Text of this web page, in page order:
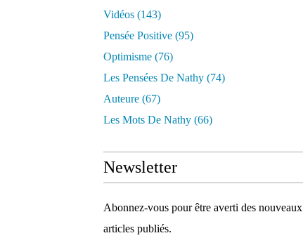
Vidéos (143)
Pensée Positive (95)
Optimisme (76)
Les Pensées De Nathy (74)
Auteure (67)
Les Mots De Nathy (66)
Newsletter
Abonnez-vous pour être averti des nouveaux
articles publiés.